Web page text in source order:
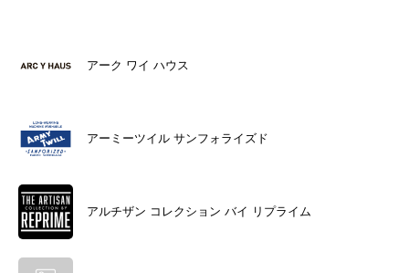
アーク ワイ ハウス
アーミーツイル サンフォライズド
アルチザン コレクション バイ リプライム